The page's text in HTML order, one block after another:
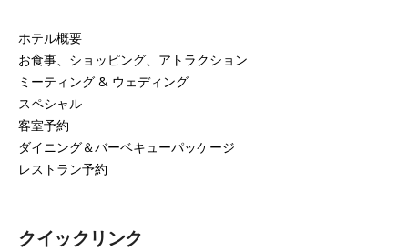
ホテル概要
お食事、ショッピング、アトラクション
ミーティング & ウェディング
スペシャル
客室予約
ダイニング＆バーベキューパッケージ
レストラン予約
クイックリンク